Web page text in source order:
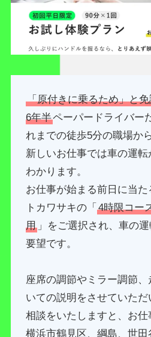
「原付きに乗るため」と
6年半ペーパードライバー
れまでの徒歩5分の職場か
新しいお仕事では車の運
わかります。
お仕事が始まる前日に当
トカワサキの「4時限コー
用 」をご選択され、車の
要望です。
座席の調節やミラー調節
いての説明をさせていた
相談をいたしますと、お
横浜市鶴見区、綱島、世